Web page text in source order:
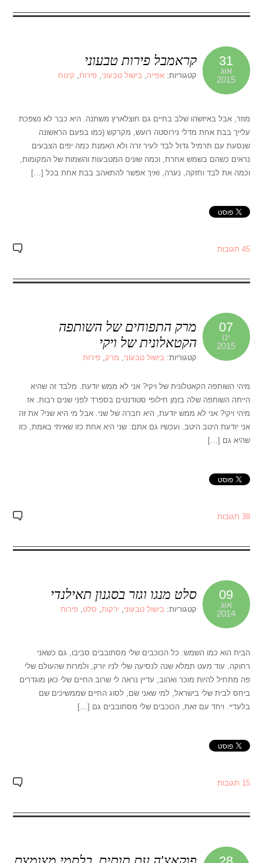
31
אוג
2015
קראמבל פירות טבעוני
קטגוריות:אפייה,בישול טבעוני,פירות, קינוח
מוזר, אבל באיזשהו שלב בחיים גם חוצלארץ משתנה. היא כבר לא נשפכת
עלייך בבת אחת מדלי נירוסטה רועש, מקרקש (כמו בפעם הראשונה
שנסעת עם תרמיל גדול לבד לעיר זרה ולא האמנת כמה יפים הצבעים
נראים כשהם בשמש אחרת, וכמה שונים המטבעות והשמות של המקומות,
וכמה את לבד וחזקה, נערה, ואיך אפשר להתאהב בבת אחת בכל […]
45 תגובות
07
ינו
2015
מרק התפוחים של השותפה
הקטאלונית של ויקי
קטגוריות:בישול טבעוני, מרק,פירות
מיהי השותפה הקאטלונית של ויקי? אני לא ממש יודעת. מלבד זה שהיא
הייתה השותפה שלה בזמן חילופי סטודנטים בספרד לפני שנים רבות. אז
מיהי ויקי? אני לא ממש יודעת, היא חברה של שני. אבל מי היא שני? את זה
אני יודעת היטב היטב. ועכשיו גם אתם: שני היא אחת כזו שאיתי באמת, כזו
שהיא גם […]
38 תגובות
09
אוג
2014
סלט מנגו וגזר בסגנון תאילנדי
קטגוריות:בישול טבעוני,ירקות, סלט,פירות
הבית הוא כמו השמש: כל הכוכבים שלי מסתובבים סביבו, גם כשאני
רחוקה. עוד מעט תמלא שנה לנסיעה שלי לניו יורק, ולמרות שהעולם שלי
פה מתחיל להיות מוכר ואהוב, עדיין נראה לי שרוב החיים שלי כאן מוגדרים
ביחס לבית שלי בישראל, למי שאני שם, לסוג החיים שממשיכים שם
בלעדיי. ויחד עם זאת, הכוכבים שלי מסתובבים גם […]
15 תגובות